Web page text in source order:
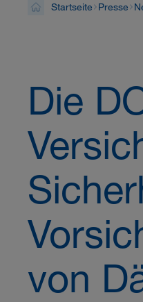
Startseite Presse
Die
von